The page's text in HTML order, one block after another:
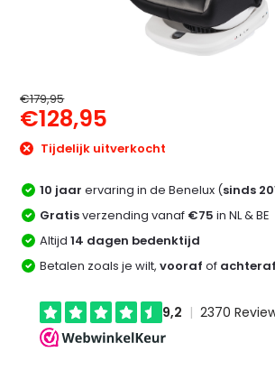
€179,95
€128,95
Tijdelijk uitverkocht
10 jaar ervaring in de Benelux (sinds
Gratisverzending vanaf €75 in NL & BE
Altijd14 dagen bedenktijd
Betalen zoals je wilt,vooraf of achteraf